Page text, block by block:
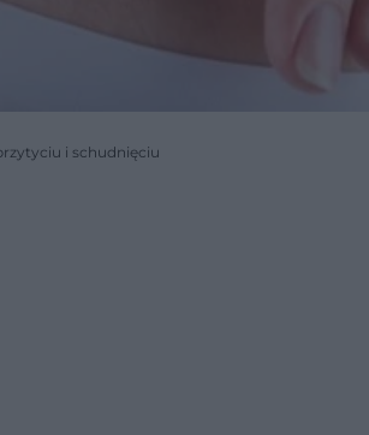
i schudnięciu